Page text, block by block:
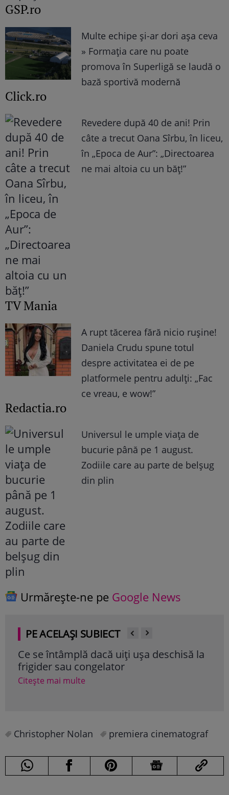
GSP.ro
Multe echipe și-ar dori așa ceva
» Formația care nu poate
promova în Superligă se laudă o
bază sportivă modernă
Click.ro
Revedere după 40 de ani! Prin
câte a trecut Oana Sîrbu, în liceu,
în „Epoca de Aur”: „Directoarea
ne mai altoia cu un băț!”
TV Mania
A rupt tăcerea fără nicio rușine!
Daniela Crudu spune totul
despre activitatea ei de pe
platformele pentru adulți: „Fac
ce vreau, e wow!”
Redactia.ro
Universul le umple viața de
bucurie până pe 1 august.
Zodiile care au parte de belșug
din plin
Urmărește-ne pe Google News
PE ACELAȘI SUBIECT
Ce se întâmplă dacă uiți ușa deschisă la
frigider sau congelator
Citește mai multe
Christopher Nolan premiera cinematograf